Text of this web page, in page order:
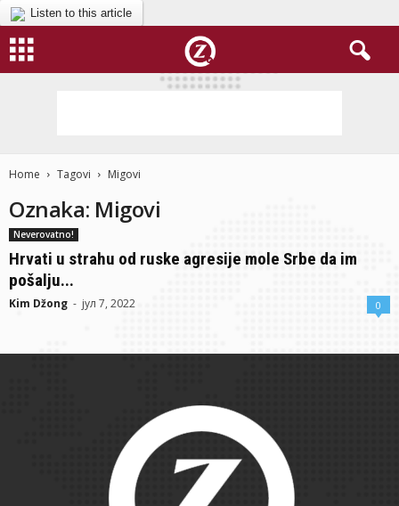
Listen to this article
Home Tagovi Migovi
Oznaka: Migovi
Neverovatno!
Hrvati u strahu od ruske agresije mole Srbe da im
pošalju...
Kim Džong - јул 7, 2022 0